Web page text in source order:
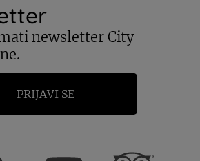
newsletter City
PRIJAVI SE